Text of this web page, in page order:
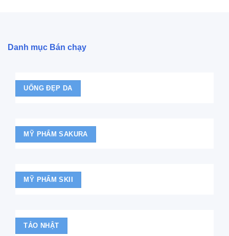
Danh mục Bán chạy
UỐNG ĐẸP DA
MỸ PHẨM SAKURA
MỸ PHẨM SKII
TẢO NHẬT